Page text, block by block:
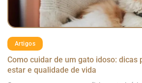
Artigos
Como cuidar de um gato idoso: dicas
estar e qualidade de vida